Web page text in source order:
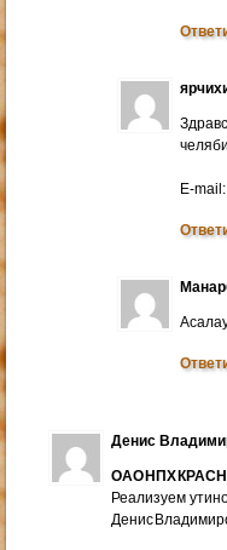
E-mail:
Денис
ОАО НПХ
Реализуем
Денис